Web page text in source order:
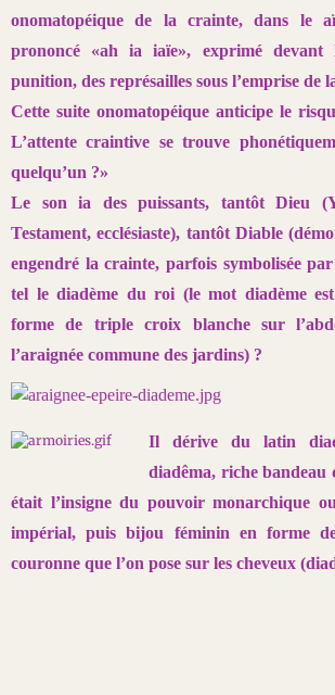
onomatopéique de la crainte, dans le
prononcé «ah ia iaïe», exprimé devant
punition, des représailles sous l’emprise de
Cette suite onomatopéique anticipe le
L’attentecraintive se trouve
quelqu’un ?»
Le son ia des puissants, tantôt Dieu
Testament,ecclésiaste), tantôt Diable
engendré la crainte, parfois symbolisée
tel le diadème du roi (le mot diadème
forme de triple croix blanche sur
l’araignée commune des jardins) ?
Il dérive du latin
diadêma, riche bandeau
était l’insignedu pouvoir monarchique ou
impérial, puis bijou féminin en forme
couronne que l’on pose sur les cheveux